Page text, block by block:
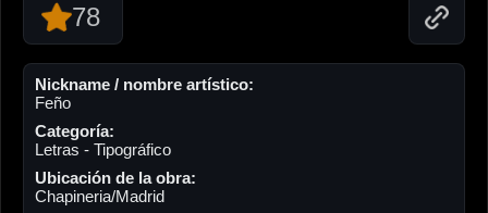
78
Nickname / nombre artístico:
Feño
Categoría:
Letras - Tipográfico
Ubicación de la obra:
Chapineria/Madrid